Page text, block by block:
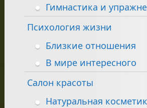
Гимнастика и
Психология жизни
Близкие отношения
В мире интересного
Салон красоты
Натуральная